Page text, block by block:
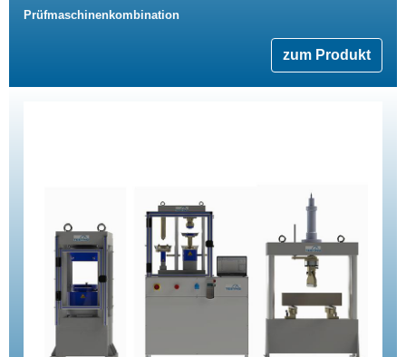
Prüfmaschinenkombination
zum Produkt